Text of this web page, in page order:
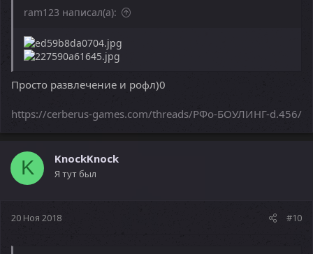
ram123 написал(а):
Просто развлечение и рофл)0
https://cerberus-games.com/threads/РФо-БОУЛИНГ-d.456/
K KnockKnock
Я тут был
20 Ноя 2018 #10